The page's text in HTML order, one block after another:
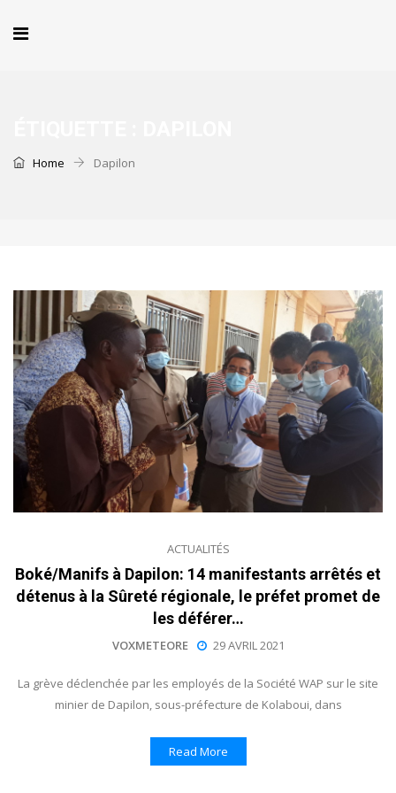
Home Dapilon
ACTUALITÉS
Boké/Manifs à Dapilon: 14 manifestants arrêtés et
détenus à la Sûreté régionale, le préfet promet de
les déférer…
VOXMETEORE 29 AVRIL 2021
La grève déclenchée par les employés de la Société WAP sur le site
minier de Dapilon, sous-préfecture de Kolaboui, dans
Read More